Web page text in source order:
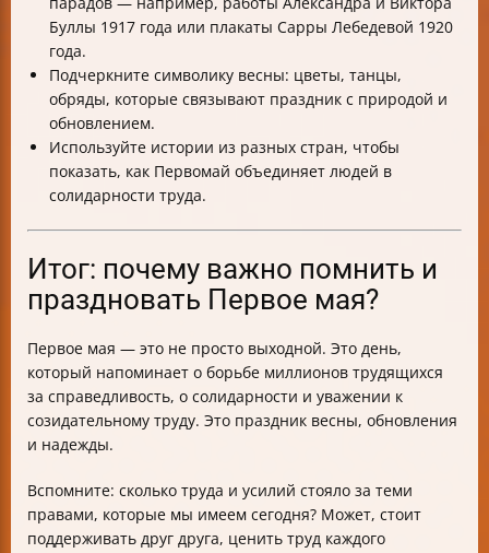
Буллы 1917 года или плакаты Сарры Лебедевой 1920
года.
Подчеркните символику весны: цветы, танцы,
обряды, которые связывают праздник с природой и
обновлением.
Используйте истории из разных стран, чтобы
показать, как Первомай объединяет людей в
солидарности труда.
Итог: почему важно помнить и
праздновать Первое мая?
Первое мая — это не просто выходной. Это день,
который напоминает о борьбе миллионов трудящихся
за справедливость, о солидарности и уважении к
созидательному труду. Это праздник весны, обновления
и надежды.
Вспомните: сколько труда и усилий стояло за теми
правами, которые мы имеем сегодня? Может, стоит
поддерживать друг друга, ценить труд каждого